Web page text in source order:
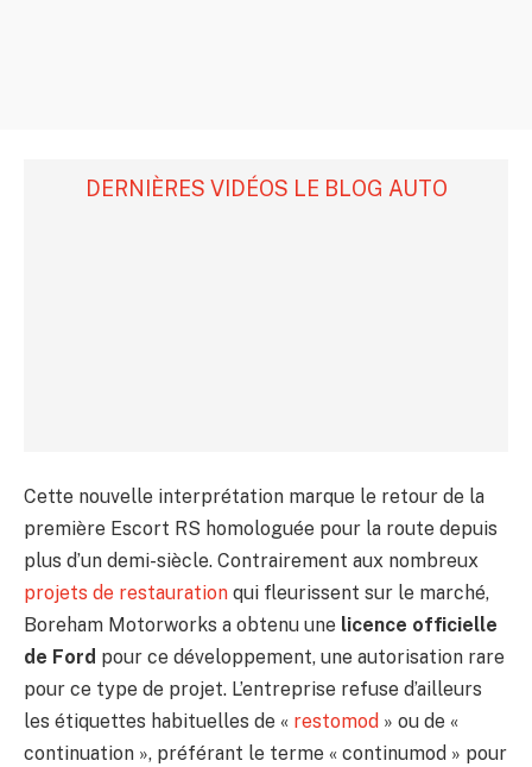
DERNIÈRES VIDÉOS LE BLOG AUTO
Cette nouvelle interprétation marque le retour de la
première Escort RS homologuée pour la route depuis
plus d’un demi-siècle. Contrairement aux nombreux
projets de restauration qui fleurissent sur le marché,
Boreham Motorworks a obtenu une licence officielle
de Ford pour ce développement, une autorisation rare
pour ce type de projet. L’entreprise refuse d’ailleurs
les étiquettes habituelles de « restomod » ou de «
continuation », préférant le terme « continumod » pour